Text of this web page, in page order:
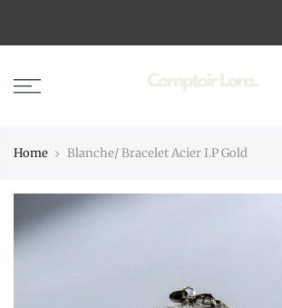
Home Blanche/ Bracelet Acier I.P Gold